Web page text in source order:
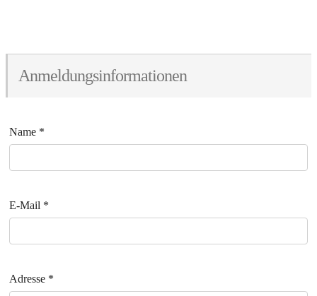
Anmeldungsinformationen
Name *
E-Mail *
Adresse *